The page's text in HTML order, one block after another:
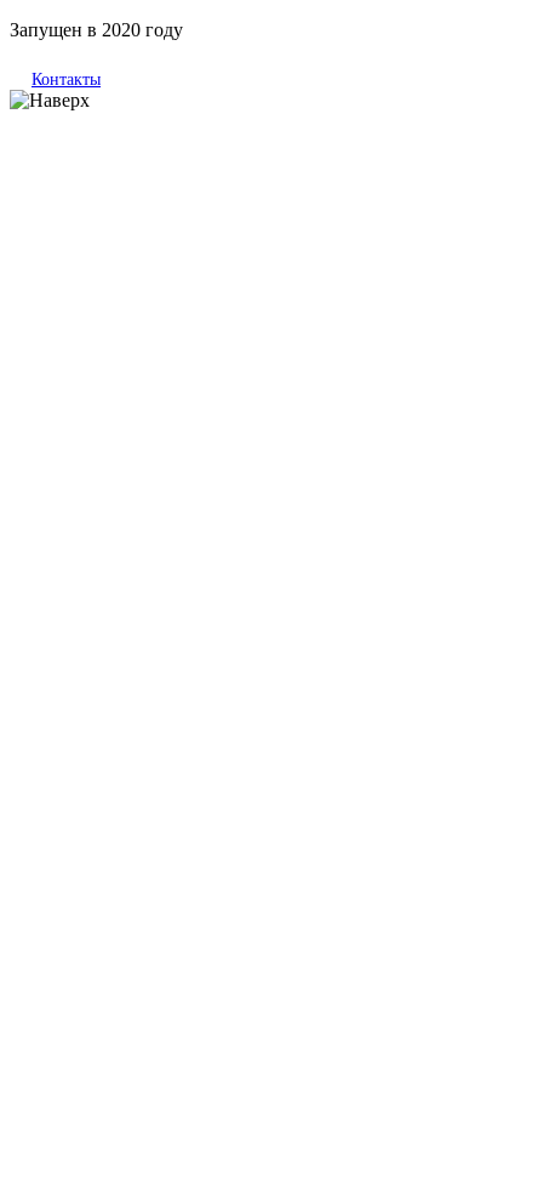
Запущен в 2020 году
Контакты